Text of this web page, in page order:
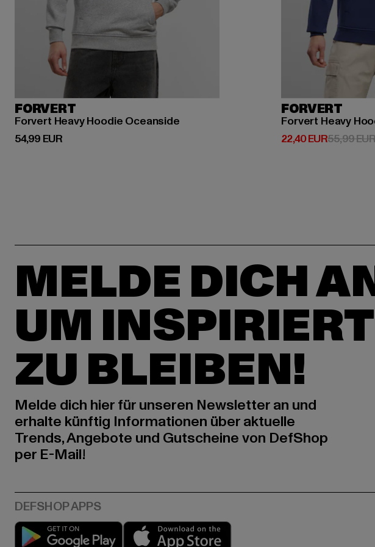
FORVERT
Forvert Heavy Hoodie Oceanside
54,99 EUR
Derzeitiger Preis: 54,99 EUR
FORVERT
Forvert Heavy
22,40 EUR
Derzeitiger Preis:
55,99 EUR
MELDE DICH
UM INSPIRIERT
ZU BLEIBEN!
Melde dich hier für unseren Newsletter an und
erhalte künftig Informationen über aktuelle
Trends, Angebote und Gutscheine von DefShop
per E-Mail!
Play market